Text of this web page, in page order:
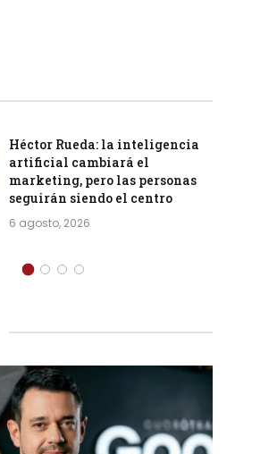
Héctor Rueda: la inteligencia
artificial cambiará el
marketing, pero las personas
seguirán siendo el centro
6 agosto, 2026